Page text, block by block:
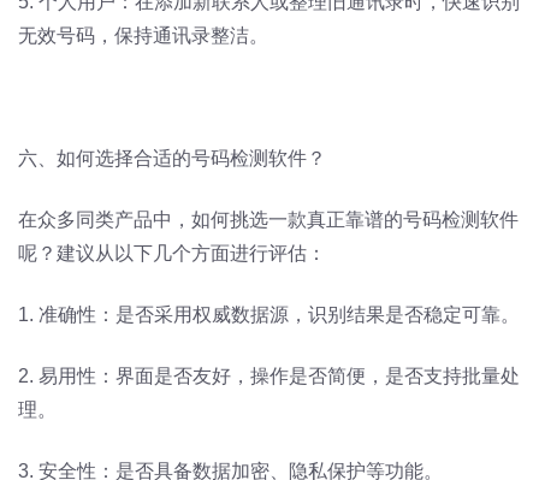
无效号码，保持通讯录整洁。
六、如何选择合适的号码检测软件？
在众多同类产品中，如何挑选一款真正靠谱的号码检测软件
呢？建议从以下几个方面进行评估：
1. 准确性：是否采用权威数据源，识别结果是否稳定可靠。
2. 易用性：界面是否友好，操作是否简便，是否支持批量处
理。
3. 安全性：是否具备数据加密、隐私保护等功能。